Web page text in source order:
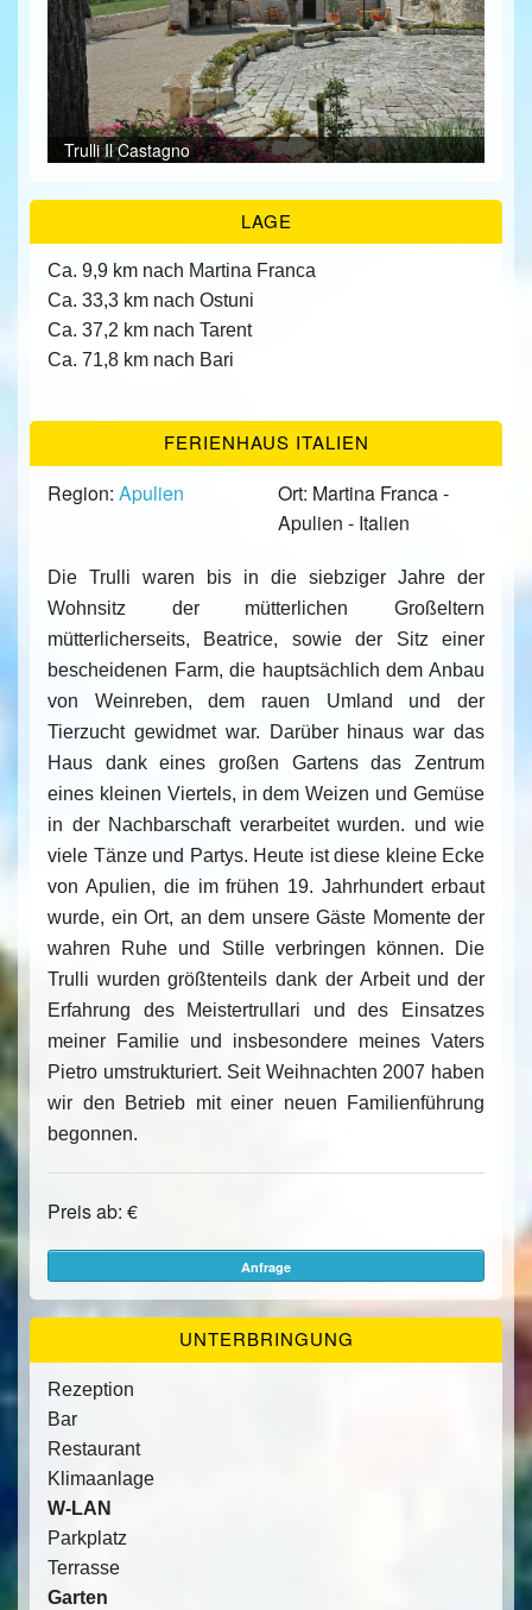
ÜBER UNS
KONTAKT/ANFRAGE
FEEDBACKS
Trulli Il Castagno
LAGE
Ca. 9,9 km nach Martina Franca
Ca. 33,3 km nach Ostuni
Ca. 37,2 km nach Tarent
Ca. 71,8 km nach Bari
FERIENHAUS ITALIEN
Region: Apulien
Ort: Martina Franca -
Apulien - Italien
Die Trulli waren bis in die siebziger Jahre der
Wohnsitz der mütterlichen Großeltern
mütterlicherseits, Beatrice, sowie der Sitz einer
bescheidenen Farm, die hauptsächlich dem Anbau
von Weinreben, dem rauen Umland und der
Tierzucht gewidmet war. Darüber hinaus war das
Haus dank eines großen Gartens das Zentrum
eines kleinen Viertels, in dem Weizen und Gemüse
in der Nachbarschaft verarbeitet wurden. und wie
viele Tänze und Partys. Heute ist diese kleine Ecke
von Apulien, die im frühen 19. Jahrhundert erbaut
wurde, ein Ort, an dem unsere Gäste Momente der
wahren Ruhe und Stille verbringen können. Die
Trulli wurden größtenteils dank der Arbeit und der
Erfahrung des Meistertrullari und des Einsatzes
meiner Familie und insbesondere meines Vaters
Pietro umstrukturiert. Seit Weihnachten 2007 haben
wir den Betrieb mit einer neuen Familienführung
begonnen.
Preis ab: €
Anfrage
UNTERBRINGUNG
Rezeption
Bar
Restaurant
Klimaanlage
W-LAN
Parkplatz
Terrasse
Garten